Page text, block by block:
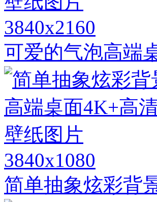
3840x2160
可爱的气泡高端
3840x1080
简单抽象炫彩背